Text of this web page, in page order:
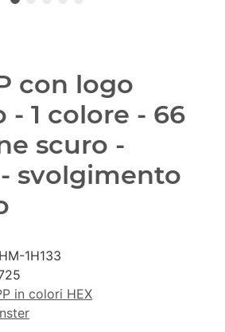
con logo
1 colore - 66
scuro -
svolgimento
1H133
in colori HEX